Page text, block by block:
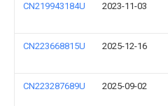
CN219943184U 2023-11-03
CN223668815U 2025-12-16
CN223287689U 2025-09-02